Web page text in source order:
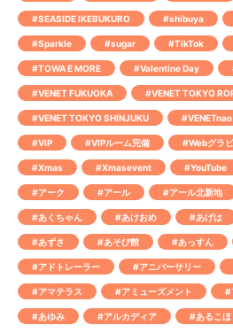
#SEASIDE IKEBUKURO #shibuya
#Sparkle #sugar #TikTok
#TOWA E MORE #Valentine Day
#VENET FUKUOKA #VENET TOKYO
#VENET TOKYO SHINJUKU #VENETnao
#VIP #VIPルーム完備 #Webグラ
#Xmas #Xmasevent #YouTube
#アーク #アール #アール北新地
#あくちゃん #あけおめ #あげは
#あずさ #あそび館 #あっすん
#アドトレーラー #アニバーサリー
#アマテラス #アミューズメント #
#あゆみ #アルカディア #あるこほ